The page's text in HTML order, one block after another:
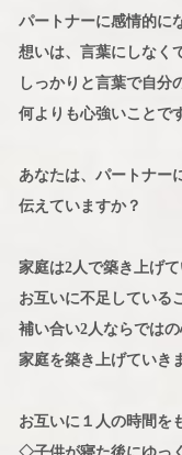
パートナーに感情的に
想いは、言葉にしなく
しっかりと言葉で自分
何よりも心強いことで
あなたは、パートナー
伝えていますか？
家庭は2人で築き上げて
お互いに不足している
補い合い2人ならでは
家庭を築き上げていき
お互いに１人の時間を